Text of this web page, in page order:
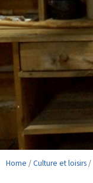
Home /Culture et loisirs /